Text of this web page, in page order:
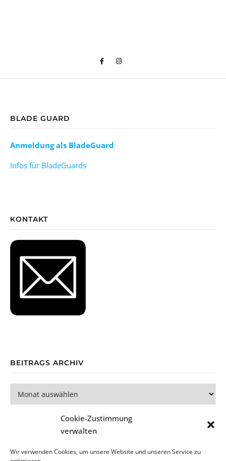
Cookie-Zustimmung
verwalten
Wir verwenden Cookies, um unsere Website und unseren Service zu
BLADE GUARD
Anmeldung als BladeGuard
Infos für BladeGuards
KONTAKT
BEITRAGS ARCHIV
Beitrags Archiv